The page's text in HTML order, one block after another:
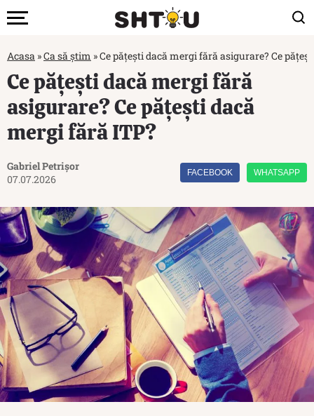
Acasa »Ca să știm »Ce pățești dacă mergi fără asigurare? Ce
Ce pățești dacă mergi fără
asigurare? Ce pățești dacă
mergi fără ITP?
Gabriel Petrișor
07.07.2026
FACEBOOK WHATSAPP